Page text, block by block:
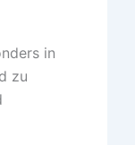
in
zu